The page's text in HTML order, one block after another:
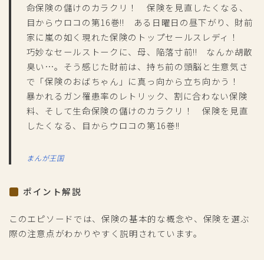
命保険の儲けのカラクリ！ 保険を見直したくなる、
目からウロコの第16巻!! ある日曜日の昼下がり、財前
家に嵐の如く現れた保険のトップセールスレディ！
巧妙なセールストークに、母、陥落寸前!! なんか胡散
臭い…。そう感じた財前は、持ち前の頭脳と生意気さ
で「保険のおばちゃん」に真っ向から立ち向かう！
暴かれるガン罹患率のレトリック、割に合わない保険
料、そして生命保険の儲けのカラクリ！ 保険を見直
したくなる、目からウロコの第16巻!!
まんが王国
ポイント解説
このエピソードでは、保険の基本的な概念や、保険を選ぶ
際の注意点がわかりやすく説明されています。